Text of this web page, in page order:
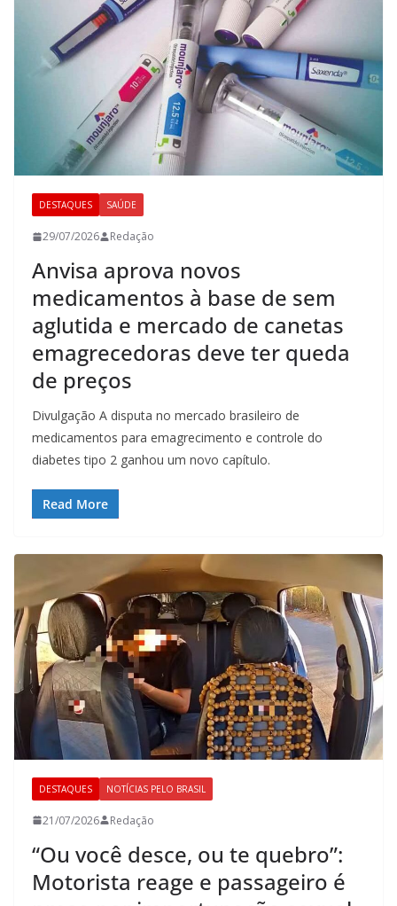
DESTAQUES SAÚDE
29/07/2026 Redação
Anvisa aprova novos
medicamentos à base de sem
aglutida e mercado de canetas
emagrecedoras deve ter queda
de preços
Divulgação A disputa no mercado brasileiro de
medicamentos para emagrecimento e controle do
diabetes tipo 2 ganhou um novo capítulo.
Read More
DESTAQUES NOTÍCIAS PELO BRASIL
21/07/2026 Redação
“Ou você desce, ou te quebro”:
Motorista reage e passageiro é